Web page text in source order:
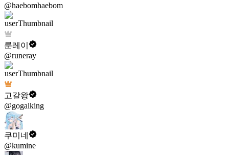
@haebomhaebom
룬레이
@runeray
고갈왕
@gogalking
쿠미네
@kumine